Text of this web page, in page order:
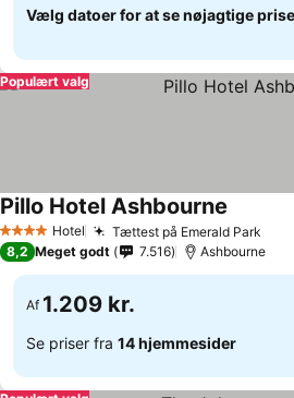
Vælg datoer for at se nøjagtige
Populært valg
4 StjernerHotel Tættest på Emerald Park
Pillo Hotel Ashbourne
8,2 Meget godt 7.516 Ashbourne
Af 1.209 kr.
Se priser fra 14 hjemmesider